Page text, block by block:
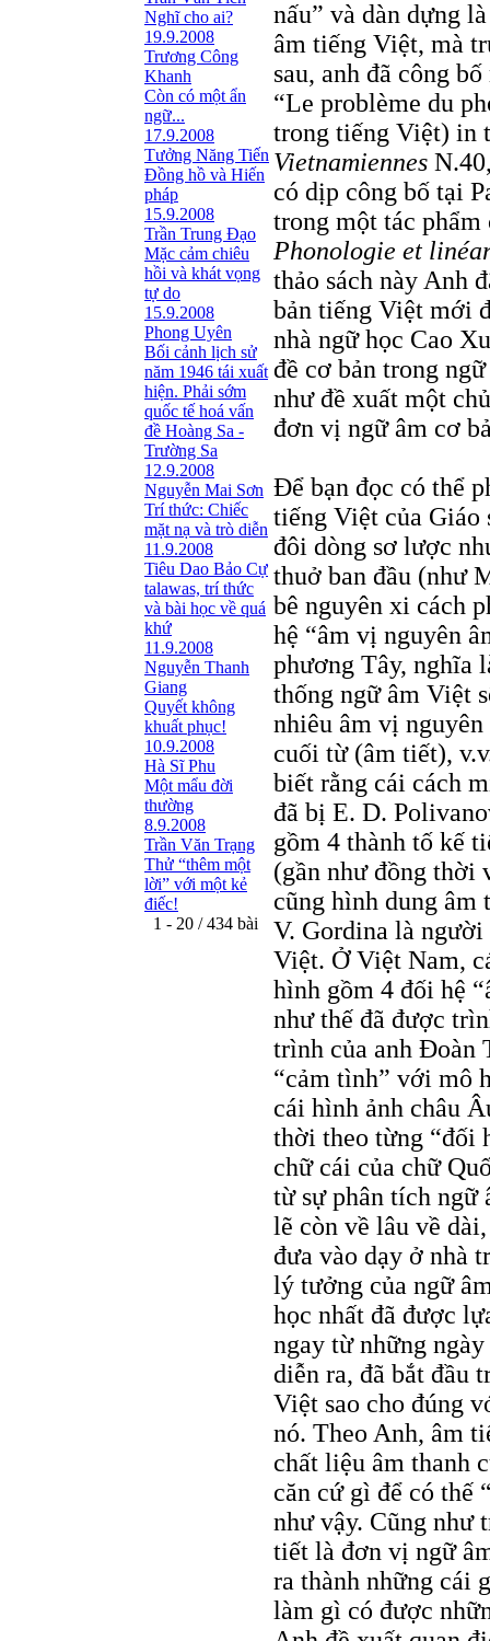
Nghĩ cho ai?
19.9.2008
Trương Công
Khanh
Còn có một ẩn
ngữ...
17.9.2008
Tưởng Năng Tiến
Đồng hồ và Hiến
pháp
15.9.2008
Trần Trung Đạo
Mặc cảm chiêu
hồi và khát vọng
tự do
15.9.2008
Phong Uyên
Bối cảnh lịch sử
năm 1946 tái xuất
hiện. Phải sớm
quốc tế hoá vấn
đề Hoàng Sa -
Trường Sa
12.9.2008
Nguyễn Mai Sơn
Trí thức: Chiếc
mặt nạ và trò diễn
11.9.2008
Tiêu Dao Bảo Cự
talawas, trí thức
và bài học về quá
khứ
11.9.2008
Nguyễn Thanh
Giang
Quyết không
khuất phục!
10.9.2008
Hà Sĩ Phu
Một mẩu đời
thường
8.9.2008
Trần Văn Trạng
Thử “thêm một
lời” với một kẻ
điếc!
1 - 20 / 434 bài
nấu” và dàn dựng
âm tiếng Việt, mà
sau, anh đã công
“Le problème du
trong tiếng Việt) in
Vietnamiennes
có dịp công bố tại
trong một tác
Phonologie et
thảo sách này Anh
bản tiếng Việt mới
nhà ngữ học Cao
đề cơ bản trong
như đề xuất một
đơn vị ngữ âm cơ
Để bạn đọc có thể
tiếng Việt của Giáo
đôi dòng sơ lược
thuở ban đầu (như
bê nguyên xi cách
hệ “âm vị nguyên
phương Tây, nghĩa
thống ngữ âm Việt
nhiêu âm vị nguyên
cuối từ (âm tiết),
biết rằng cái cách
đã bị E. D.
gồm 4 thành tố kế
(gần như đồng thời
cũng hình dung
V. Gordina là
Việt. Ở Việt Nam,
hình gồm 4 đối hệ
như thế đã được
trình của anh Đoàn
“cảm tình” với mô
cái hình ảnh châu
thời theo từng “đối
chữ cái của chữ
từ sự phân tích ngữ
lẽ còn về lâu về
đưa vào dạy ở nhà
lý tưởng của ngữ
học nhất đã được
ngay từ những
diễn ra, đã bắt đầu
Việt sao cho đúng
nó. Theo Anh, âm
chất liệu âm thanh
căn cứ gì để có thế
như vậy. Cũng như
tiết là đơn vị ngữ
ra thành những cái
làm gì có được